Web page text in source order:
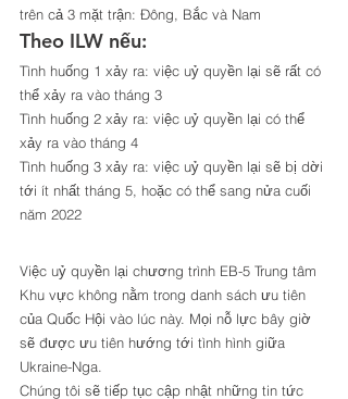
trên cả 3 mặt trận: Đông, Bắc và Nam
Theo ILW nếu:
Tình huống 1 xảy ra: việc uỷ quyền lại sẽ rất có
thể xảy ra vào tháng 3
Tình huống 2 xảy ra: việc uỷ quyền lại có thể
xảy ra vào tháng 4
Tình huống 3 xảy ra: việc uỷ quyền lại sẽ bị dời
tới ít nhất tháng 5, hoặc có thể sang nửa cuối
năm 2022
Việc uỷ quyền lại chương trình EB-5 Trung tâm
Khu vực không nằm trong danh sách ưu tiên
của Quốc Hội vào lúc này. Mọi nỗ lực bây giờ
sẽ được ưu tiên hướng tới tình hình giữa
Ukraine-Nga.
Chúng tôi sẽ tiếp tục cập nhật những tin tức